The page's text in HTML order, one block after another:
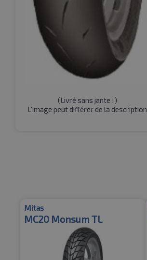
(Livré sans jante !)
L'image peut différer de la description
Mitas
MC20 Monsum TL